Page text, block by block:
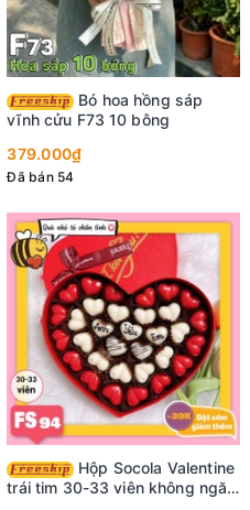
vĩnh cửu F73 10 bông
379.000₫
Đã bán 54
trái tim 30-33 viên không ngăn